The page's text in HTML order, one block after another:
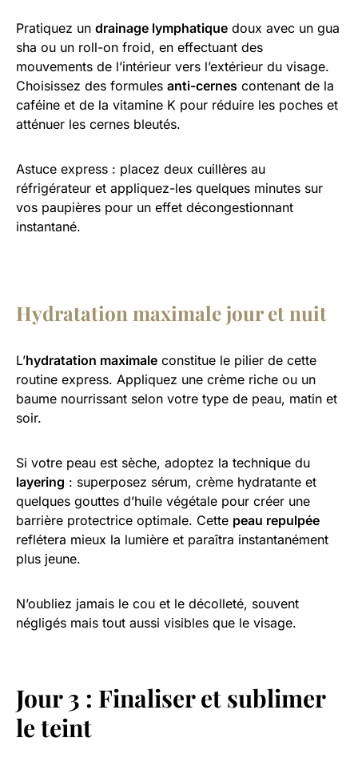
Pratiquez un drainage lymphatique doux avec un gua
sha ou un roll-on froid, en effectuant des
mouvements de l’intérieur vers l’extérieur du visage.
Choisissez des formules anti-cernes contenant de la
caféine et de la vitamine K pour réduire les poches et
atténuer les cernes bleutés.
Astuce express : placez deux cuillères au
réfrigérateur et appliquez-les quelques minutes sur
vos paupières pour un effet décongestionnant
instantané.
Hydratation maximale jour et nuit
L’hydratation maximale constitue le pilier de cette
routine express. Appliquez une crème riche ou un
baume nourrissant selon votre type de peau, matin et
soir.
Si votre peau est sèche, adoptez la technique du
layering : superposez sérum, crème hydratante et
quelques gouttes d’huile végétale pour créer une
barrière protectrice optimale. Cette peau repulpée
reflétera mieux la lumière et paraîtra instantanément
plus jeune.
N’oubliez jamais le cou et le décolleté, souvent
négligés mais tout aussi visibles que le visage.
Jour 3 : Finaliser et sublimer
le teint